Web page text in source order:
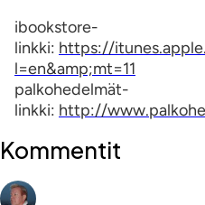
ibookstore-
linkki: https://
l=en&amp;mt=11
palkohedelmät-
linkki: http://
Kommentit